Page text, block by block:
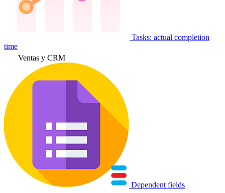
Tasks: actual completion
time
Ventas y CRM
Dependent fields